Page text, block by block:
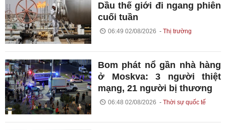
Dầu thế giới đi ngang phiên
cuối tuần
06:49 02/08/2026 Thị trường
Bom phát nổ gần nhà hàng
ở Moskva: 3 người thiệt
mạng, 21 người bị thương
06:48 02/08/2026 Thời sự quốc tế